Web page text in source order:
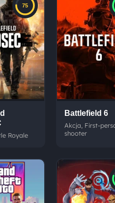
75
Royale
Battlefield 6
Akcja, First-
shooter